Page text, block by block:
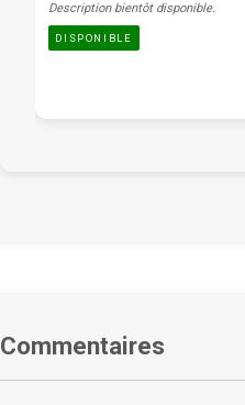
Description bientôt disponible.
DISPONIBLE
Commentaires